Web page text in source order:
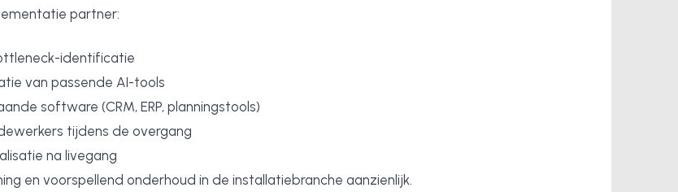
partner:
identificatie
van passende AI-tools
software (CRM, ERP, planningstools)
tijdens de overgang
na livegang
en voorspellend onderhoud in de installatiebranche aanzienlijk.